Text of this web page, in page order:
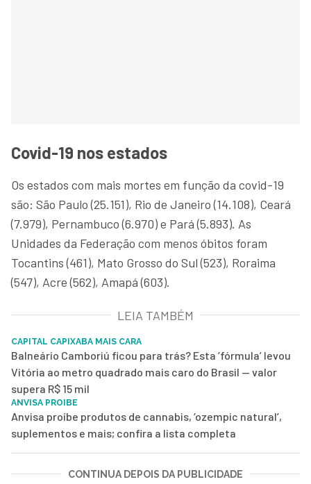
Covid-19 nos estados
Os estados com mais mortes em função da covid-19
são: São Paulo (25.151), Rio de Janeiro (14.108), Ceará
(7.979), Pernambuco (6.970) e Pará (5.893). As
Unidades da Federação com menos óbitos foram
Tocantins (461), Mato Grosso do Sul (523), Roraima
(547), Acre (562), Amapá (603).
LEIA TAMBÉM
CAPITAL CAPIXABA MAIS CARA
Balneário Camboriú ficou para trás? Esta ‘fórmula’ levou
Vitória ao metro quadrado mais caro do Brasil — valor
supera R$ 15 mil
ANVISA PROIBE
Anvisa proíbe produtos de cannabis, ‘ozempic natural’,
suplementos e mais; confira a lista completa
CONTINUA DEPOIS DA PUBLICIDADE